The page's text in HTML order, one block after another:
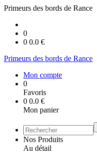
Primeurs des bords de Rance
0
0 0.0 €
Primeurs des bords de Rance
Mon compte
0
Favoris
0 0.0 €
Mon panier
Nos Produits
Au détail